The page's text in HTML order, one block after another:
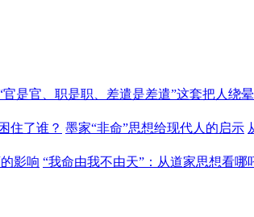
是官、职是职、差遣是差遣”这套把人绕
住了谁？ 墨家“非命”思想给现代人的启示
影响 “我命由我不由天”：从道家思想看哪